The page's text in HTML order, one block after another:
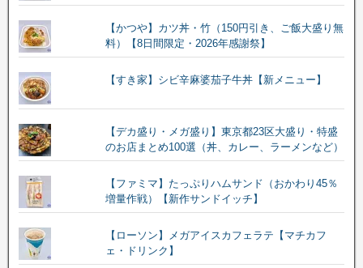
【かつや】カツ丼・竹（150円引き、ご飯大盛り無
料）【8日間限定・2026年感謝祭】
【すき家】シビ辛麻婆茄子牛丼【新メニュー】
【デカ盛り・メガ盛り】東京都23区大盛り・特盛
のお店まとめ100選（丼、カレー、ラーメンなど）
【ファミマ】たっぷりハムサンド（おかわり45％
増量作戦）【新作サンドイッチ】
【ローソン】メガアイスカフェラテ【マチカフ
ェ・ドリンク】